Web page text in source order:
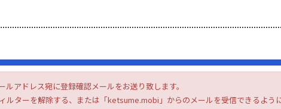
アドレス宛に登録確認メールをお送り致します。
ルターを解除する、または「ketsume.mobi」からのメールを受信できるよう